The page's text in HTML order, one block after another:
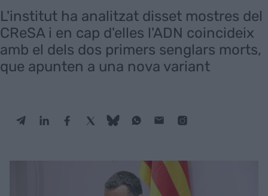
L'institut ha analitzat disset mostres del
CReSA i en cap d'elles l'ADN coincideix
amb el dels dos primers senglars morts,
que apunten a una nova variant